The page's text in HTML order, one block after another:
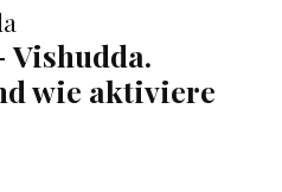
Vishudda.
wie aktiviere